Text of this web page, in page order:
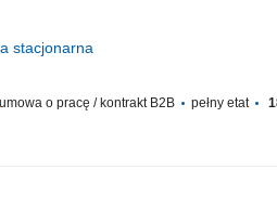
stacjonarna
umowa o pracę / kontrakt B2B pełny etat